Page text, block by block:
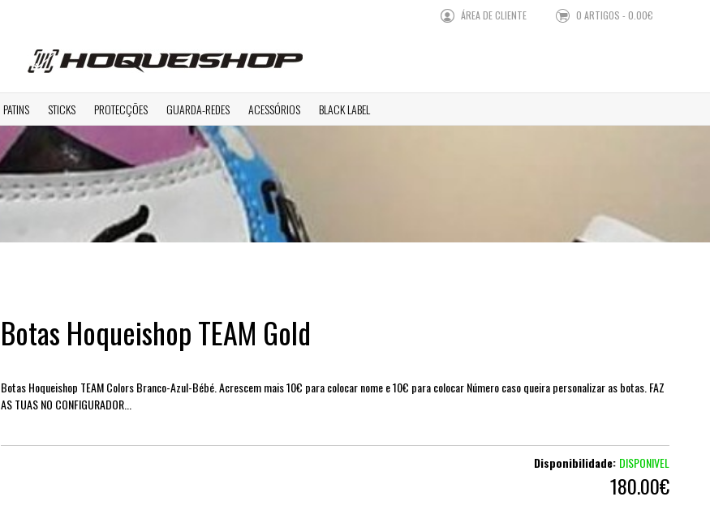
ÁREA DE CLIENTE 0 ARTIGOS - 0.00€
PATINS STICKS PROTECÇÕES GUARDA-REDES ACESSÓRIOS BLACK LABEL
Botas Hoqueishop TEAM Gold
Botas Hoqueishop TEAM Colors Branco-Azul-Bébé. Acrescem mais 10€ para colocar nome e 10€ para colocar Número caso queira personalizar as botas. FAZ
AS TUAS NO CONFIGURADOR...
Disponibilidade: DISPONIVEL
180.00€